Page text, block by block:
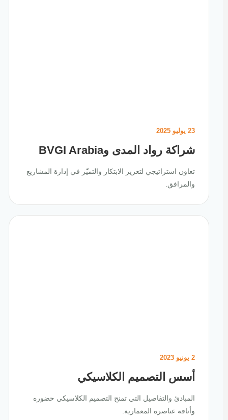
23 يوليو 2025
شراكة رواد المدى وBVGI Arabia
تعاون استراتيجي لتعزيز الابتكار والتميّز في إدارة المشاريع
والمرافق.
أسس التصميم الكلاسيكي
المبادئ والتفاصيل التي تمنح التصميم الكلاسيكي حضوره
وأناقة عناصره المعمارية.